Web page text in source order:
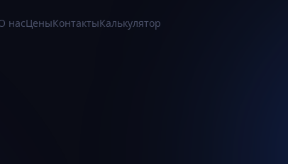
насЦеныКонтактыКалькулятор